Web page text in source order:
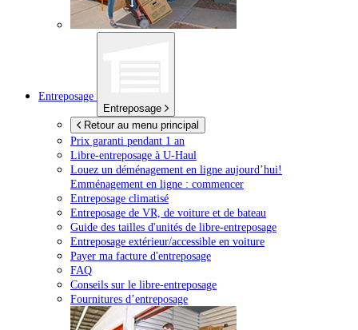
Entreposage
Entreposage
Retour au menu principal
Prix garanti pendant 1 an
Libre-entreposage à U-Haul
Louez un déménagement en ligne aujourd’hui!
Emménagement en ligne : commencer
Entreposage climatisé
Entreposage de VR, de voiture et de bateau
Guide des tailles d'unités de libre-entreposage
Entreposage extérieur/accessible en voiture
Payer ma facture d'entreposage
FAQ
Conseils sur le libre-entreposage
Fournitures d’entreposage